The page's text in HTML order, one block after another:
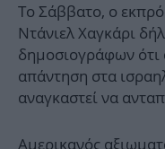
Το Σάββατο, ο
Ντάνιελ Χαγκάρι
δημοσιογράφων ότι
απάντηση στα
αναγκαστεί να
Αμερικανός